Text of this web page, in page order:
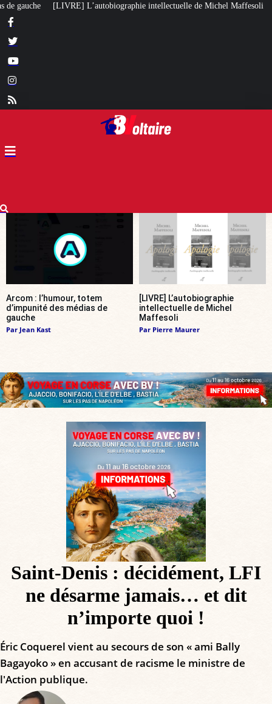
intellectuelle de Michel Maffesoli Pour regagner son influence en
Arcom : l’humour, totem
d’impunité des médias de
gauche
Par Jean Kast
[LIVRE] L’autobiographie
intellectuelle de Michel
Maffesoli
Par Pierre Maurer
Saint-Denis : décidément, LFI
ne désarme jamais… et dit
n’importe quoi !
Éric Coquerel vient au secours de son « ami Bally
Bagayoko » en accusant de racisme le ministre de
l'Action publique.